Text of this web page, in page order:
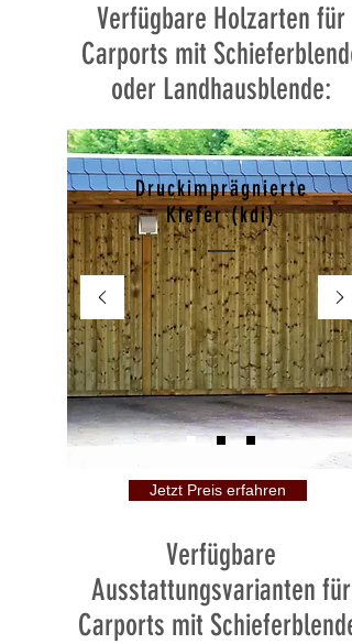
Verfügbare Holzarten für
Carports mit Schieferblende
oder Landhausblende:
Druckimprägnierte
Kiefer (kdi)
Jetzt Preis erfahren
Verfügbare
Ausstattungsvarianten für
Carports mit Schieferblende: